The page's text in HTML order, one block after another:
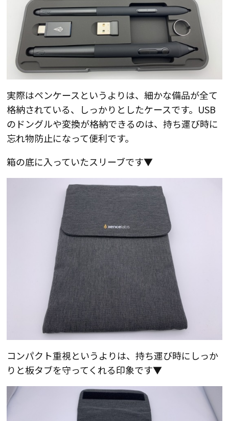
実際はペンケースというよりは、細かな備品が全て
格納されている、しっかりとしたケースです。USB
のドングルや変換が格納できるのは、持ち運び時に
忘れ物防止になって便利です。
箱の底に入っていたスリーブです▼
コンパクト重視というよりは、持ち運び時にしっか
りと板タブを守ってくれる印象です▼